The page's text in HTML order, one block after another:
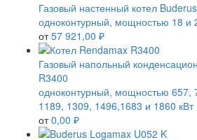
Газовый настенный котел
одноконтурный, мощностью 18 и
от 57 921,00 ₽
Газовый напольный
R3400
одноконтурный, мощностью 657,
1189, 1309, 1496,1683 и 1860 кВт
от 0,00 ₽